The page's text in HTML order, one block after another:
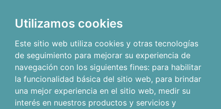
Utilizamos cookies
Este sitio web utiliza cookies y otras tecnologías
de seguimiento para mejorar su experiencia de
navegación con los siguientes fines: para habilitar
la funcionalidad básica del sitio web, para brindar
una mejor experiencia en el sitio web, medir su
interés en nuestros productos y servicios y